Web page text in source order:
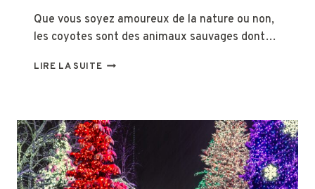
Que vous soyez amoureux de la nature ou non,
les coyotes sont des animaux sauvages dont…
LIRE LA SUITE 7
LES
COYOTES
SONT
COMMUNS